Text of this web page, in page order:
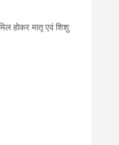
होकर मातृ एवं शिशु